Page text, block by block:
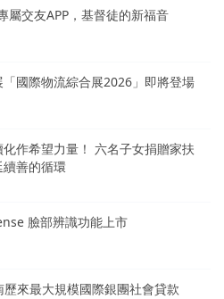
屬交友APP，基督徒的新福音
國際物流綜合展2026」即將登場
作希望力量！ 六名子女捐贈家扶
續善的循環
臉部辨識功能上市
來最大規模國際銀團社會貸款